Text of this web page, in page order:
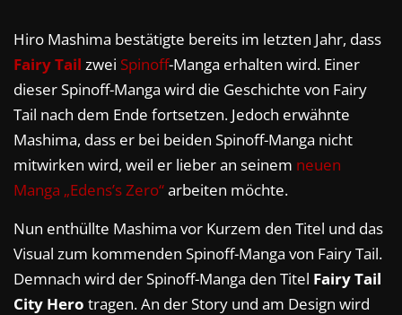
Hiro Mashima bestätigte bereits im letzten Jahr, dass
Fairy Tail zwei Spinoff-Manga erhalten wird. Einer
dieser Spinoff-Manga wird die Geschichte von Fairy
Tail nach dem Ende fortsetzen. Jedoch erwähnte
Mashima, dass er bei beiden Spinoff-Manga nicht
mitwirken wird, weil er lieber an seinem neuen
Manga „Edens’s Zero“arbeiten möchte.
Nun enthüllte Mashima vor Kurzem den Titel und das
Visual zum kommenden Spinoff-Manga von Fairy Tail.
Demnach wird der Spinoff-Manga den Titel Fairy Tail
City Hero tragen. An der Story und am Design wird